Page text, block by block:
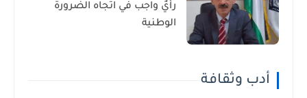
رأيٌ واجب في اتجاه الضرورة
الوطنية
أدب وثقافة